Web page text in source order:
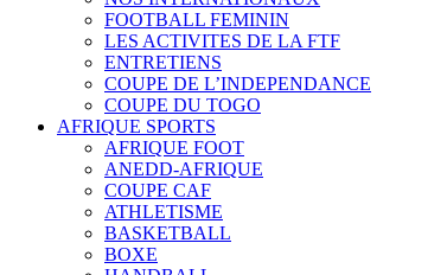
FOOTBALL FEMININ
LES ACTIVITES DE LA FTF
ENTRETIENS
COUPE DE L’INDEPENDANCE
COUPE DU TOGO
AFRIQUE SPORTS
AFRIQUE FOOT
ANEDD-AFRIQUE
COUPE CAF
ATHLETISME
BASKETBALL
BOXE